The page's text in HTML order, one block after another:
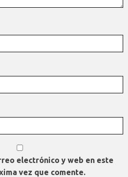
electrónico y web en este
vez que comente.